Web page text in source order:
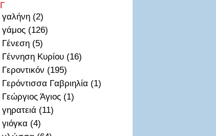
Γ
γαλήνη (2)
γάμος (126)
Γένεση (5)
Γέννηση Κυρίου (16)
Γεροντικόν (195)
Γερόντισσα Γαβριηλία (1)
Γεώργιος Άγιος (1)
γηρατειά (11)
γιόγκα (4)